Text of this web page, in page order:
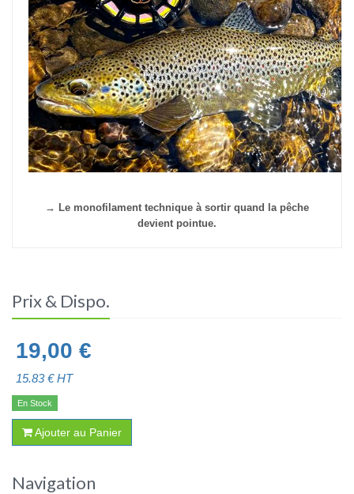
→ Le monofilament technique à sortir quand la pêche
devient pointue.
Prix & Dispo.
19,00 €
15.83€ HT
En Stock
Ajouter au Panier
Navigation